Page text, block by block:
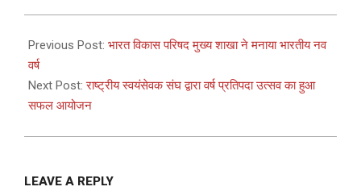
03-
30
Previous Post: भारत विकास परिषद मुख्य शाखा ने मनाया भारतीय नव
वर्ष
Next Post:राष्ट्रीय स्वयंसेवक संघ द्वारा वर्ष प्रतिपदा उत्सव का हुआ
सफल आयोजन
LEAVE A REPLY